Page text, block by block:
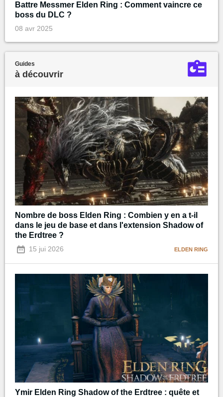
Battre Messmer Elden Ring : Comment vaincre ce
boss du DLC ?
08 avr 2025
Guides
à découvrir
Nombre de boss Elden Ring : Combien y en a t-il
dans le jeu de base et dans l'extension Shadow of
the Erdtree ?
15 jui 2026 ELDEN RING
Ymir Elden Ring Shadow of the Erdtree : quête et